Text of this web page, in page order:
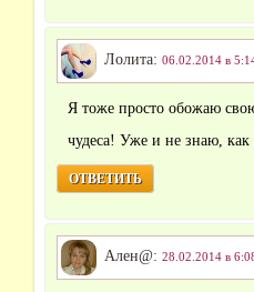
Лолита: 06.02.2014 в
Я тоже просто обожаю
чудеса! Уже и не знаю, как
ОТВЕТИТЬ
Ален@: 28.02.2014 в